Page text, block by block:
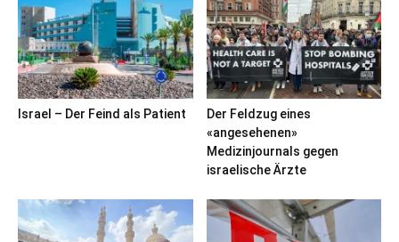
Israel – Der Feind als Patient
Der Feldzug eines
«angesehenen»
Medizinjournals gegen
israelische Ärzte